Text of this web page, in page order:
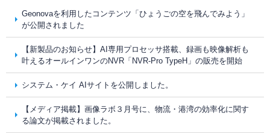
Geonovaを利用したコンテンツ「ひょうごの空を飛んでみよう」
が公開されました
【新製品のお知らせ】AI専用プロセッサ搭載、録画も映像解析も
叶えるオールインワンのNVR「NVR-Pro TypeH」の販売を開始
システム・ケイ AIサイトを公開しました。
【メディア掲載】画像ラボ３月号に、物流・港湾の効率化に関す
る論文が掲載されました。